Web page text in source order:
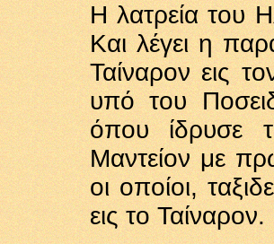
Η λατρεία του
Και λέγει η
Ταίναρον εις
υπό του
όπου ίδρυσε
Μαντείον με
οι οποίοι,
εις το Ταίναρον.